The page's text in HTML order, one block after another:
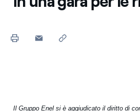
Il Gruppo Enel si è aggiudicato il diritto di